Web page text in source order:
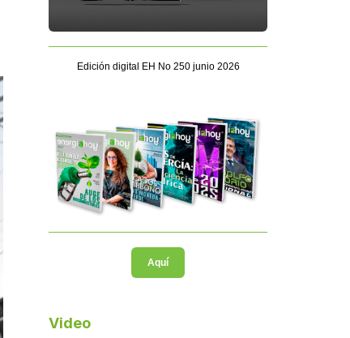
Edición digital EH No 250 junio 2026
Aquí
Video